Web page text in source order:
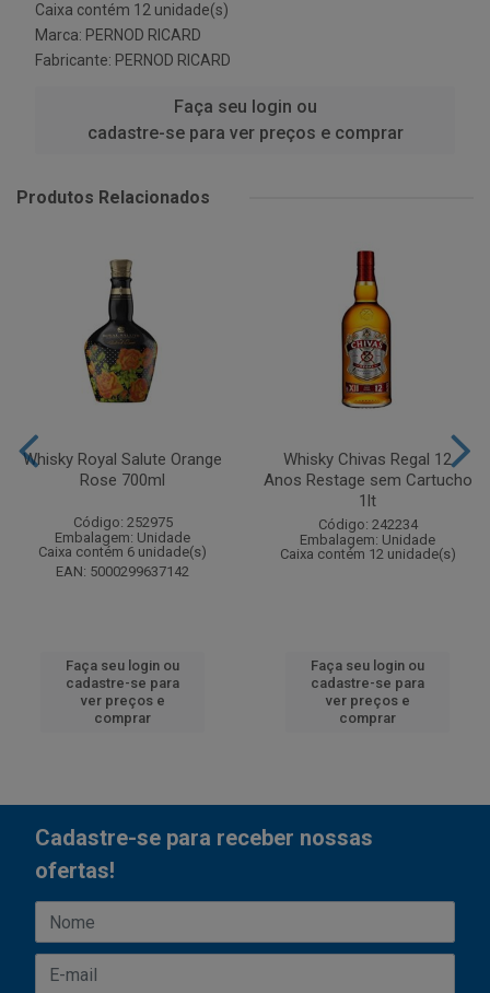
Caixa contém 12 unidade(s)
Marca: PERNOD RICARD
Fabricante: PERNOD RICARD
Faça seu login ou
cadastre-se para ver preços e comprar
Produtos Relacionados
Whisky Royal Salute Orange
Rose 700ml
Código: 252975
Embalagem: Unidade
Caixa contém 6 unidade(s)
EAN: 5000299637142
Faça seu login ou
cadastre-se para
ver preços e
comprar
Whisky Chivas Regal 12
Anos Restage sem Cartucho
1lt
Código: 242234
Embalagem: Unidade
Caixa contém 12 unidade(s)
Faça seu login ou
cadastre-se para
ver preços e
comprar
Cadastre-se para receber nossas
ofertas!